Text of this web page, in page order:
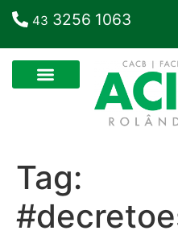
43 3256 1063
Tag: